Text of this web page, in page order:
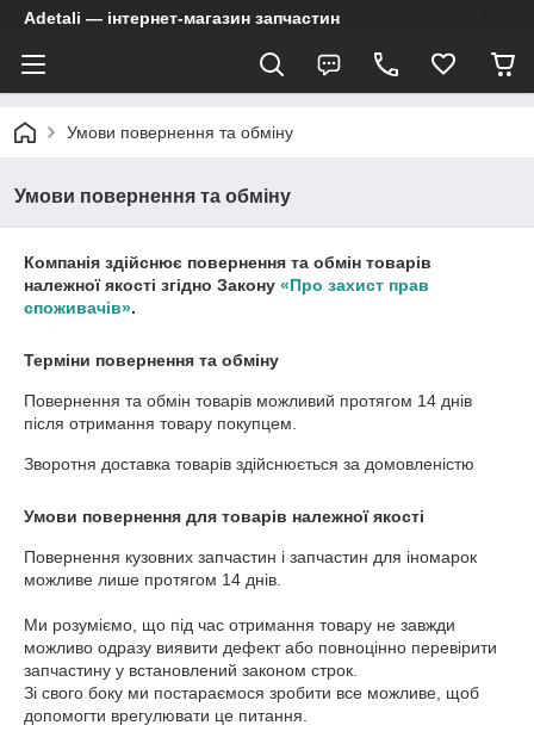
Adetali — інтернет-магазин запчастин
Умови повернення та обміну
Умови повернення та обміну
Компанія здійснює повернення та обмін товарів
належної якості згідно Закону «Про захист прав
споживачів».
Терміни повернення та обміну
Повернення та обмін товарів можливий протягом 14 днів
після отримання товару покупцем.
Зворотня доставка товарів здійснюється за домовленістю
Умови повернення для товарів належної якості
Повернення кузовних запчастин і запчастин для іномарок
можливе лише протягом 14 днів.
Ми розуміємо, що під час отримання товару не завжди
можливо одразу виявити дефект або повноцінно перевірити
запчастину у встановлений законом строк.
Зі свого боку ми постараємося зробити все можливе, щоб
допомогти врегулювати це питання.